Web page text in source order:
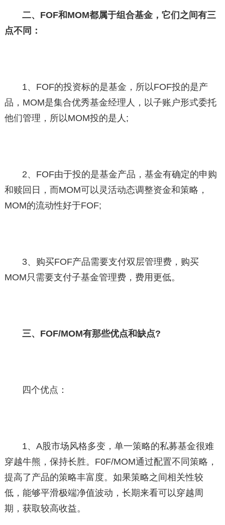
二、FOF和MOM都属于组合基金，它们之间有三
点不同：
1、FOF的投资标的是基金，所以FOF投的是产
品，MOM是集合优秀基金经理人，以子账户形式委托
他们管理，所以MOM投的是人;
2、FOF由于投的是基金产品，基金有确定的申购
和赎回日，而MOM可以灵活动态调整资金和策略，
MOM的流动性好于FOF;
3、购买FOF产品需要支付双层管理费，购买
MOM只需要支付子基金管理费，费用更低。
三、FOF/MOM有那些优点和缺点?
四个优点：
1、A股市场风格多变，单一策略的私募基金很难
穿越牛熊，保持长胜。F0F/MOM通过配置不同策略，
提高了产品的策略丰富度。如果策略之间相关性较
低，能够平滑极端净值波动，长期来看可以穿越周
期，获取较高收益。